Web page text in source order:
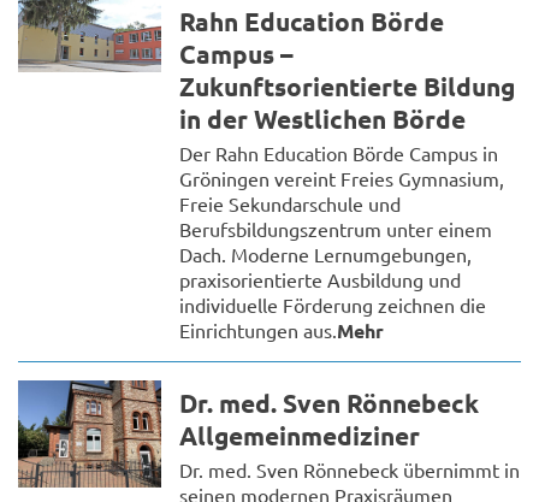
Rahn Education Börde
Campus –
Zukunftsorientierte Bildung
in der Westlichen Börde
Der Rahn Education Börde Campus in
Gröningen vereint Freies Gymnasium,
Freie Sekundarschule und
Berufsbildungszentrum unter einem
Dach. Moderne Lernumgebungen,
praxisorientierte Ausbildung und
individuelle Förderung zeichnen die
Einrichtungen aus. Mehr
Dr. med. Sven Rönnebeck
Allgemeinmediziner
Dr. med. Sven Rönnebeck übernimmt in
seinen modernen Praxisräumen